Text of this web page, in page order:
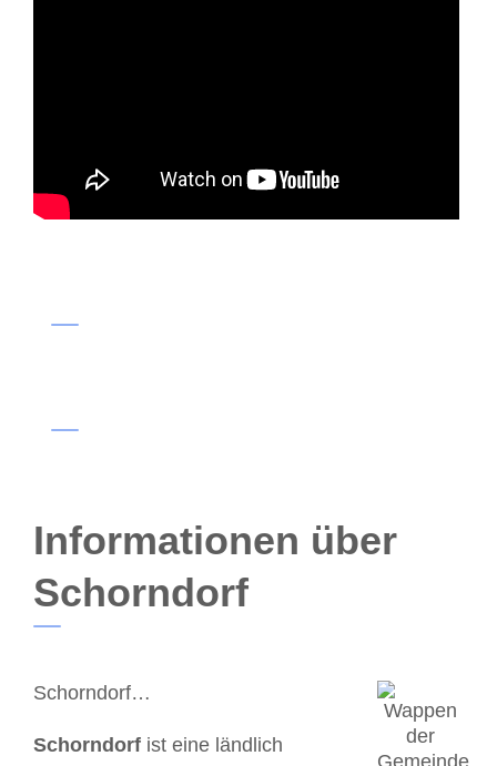
Informationen über
Schorndorf
Schorndorf…
Schorndorf ist eine ländlich